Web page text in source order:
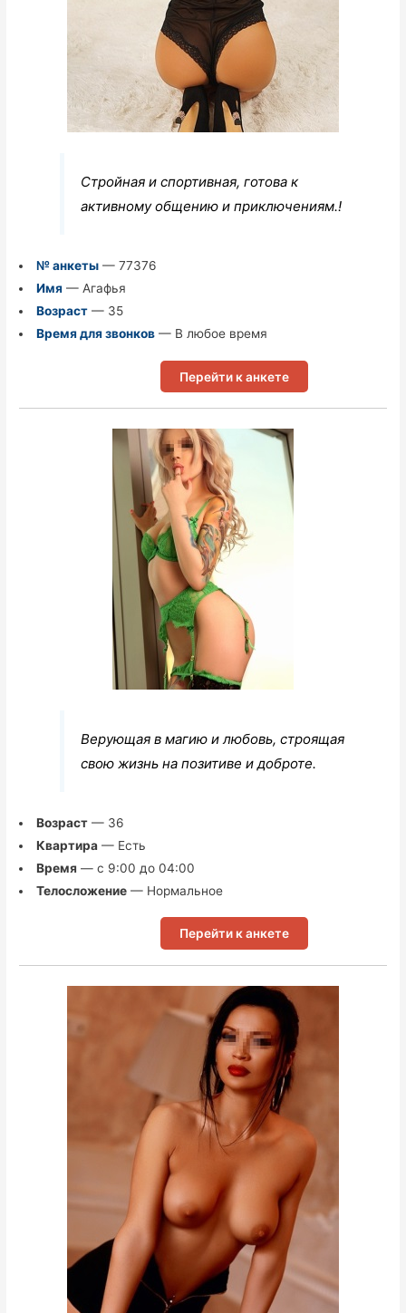
Стройная и спортивная, готова к
активному общению и приключениям.!
№ анкеты— 77376
Имя— Агафья
Возраст— 35
Время для звонков— В любое время
Перейти к анкете
Верующая в магию и любовь, строящая
свою жизнь на позитиве и доброте.
Возраст— 36
Квартира— Есть
Время — с 9:00 до 04:00
Телосложение— Нормальное
Перейти к анкете